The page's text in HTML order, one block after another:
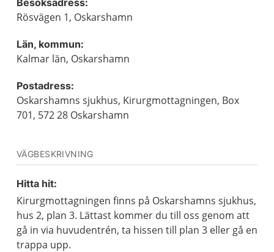
Besöksadress:
Rösvägen 1, Oskarshamn
Län, kommun:
Kalmar län, Oskarshamn
Postadress:
Oskarshamns sjukhus, Kirurgmottagningen, Box
701, 572 28 Oskarshamn
VÄGBESKRIVNING
Hitta hit:
Kirurgmottagningen finns på Oskarshamns sjukhus,
hus 2, plan 3. Lättast kommer du till oss genom att
gå in via huvudentrén, ta hissen till plan 3 eller gå en
trappa upp.